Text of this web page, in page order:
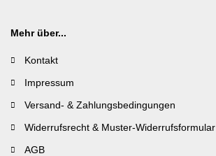
Mehr über...
Kontakt
Impressum
Versand- & Zahlungsbedingungen
Widerrufsrecht & Muster-Widerrufsformular
AGB